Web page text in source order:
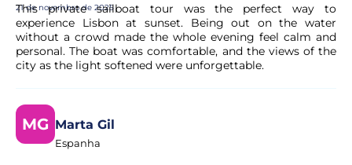
21 de novembro de 2025
This private sailboat tour was the perfect way to
experience Lisbon at sunset. Being out on the water
without a crowd made the whole evening feel calm and
personal. The boat was comfortable, and the views of the
city as the light softened were unforgettable.
MG Marta Gil
Espanha